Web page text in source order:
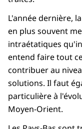
L'année dernière,
en plus souvent
intraétatiques
entend faire tout
contribuer au
solutions. Il faut
particulière à
Moyen-Orient.